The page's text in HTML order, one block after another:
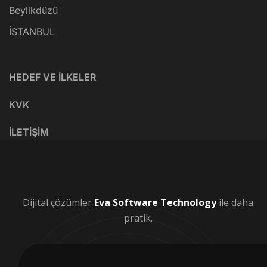
Beylikdüzü
İSTANBUL
HEDEF VE İLKELER
KVK
İLETİŞİM
Dijital çözümler Eva Software Technologyile daha
pratik.